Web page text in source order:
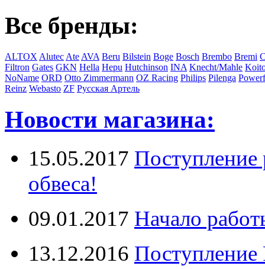
Все бренды:
ALTOX Alutec Ate AVA Beru Bilstein Boge Bosch Brembo Bremi
Filtron Gates GKN Hella Hepu Hutchinson INA Knecht/Mahle
NoName ORD Otto Zimmermann OZ Racing Philips Pilenga
Reinz Webasto ZF Русская Артель
Новости магазина:
15.05.2017 Поступление
обвеса!
09.01.2017 Начало
13.12.2016 Поступление